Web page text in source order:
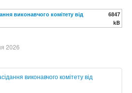
виконавчого комітету від
6847
kB
2026
виконавчого комітету від